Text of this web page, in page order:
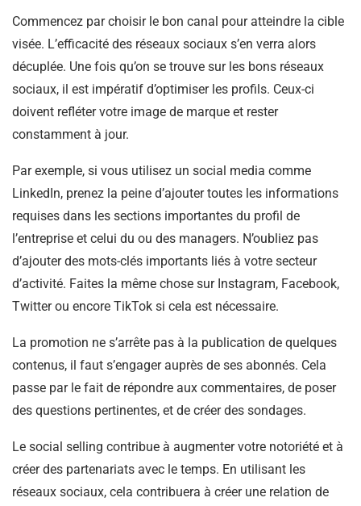
Commencez par choisir le bon canal pour atteindre la cible
visée. L’efficacité des réseaux sociaux s’en verra alors
décuplée. Une fois qu’on se trouve sur les bons réseaux
sociaux, il est impératif d’optimiser les profils. Ceux-ci
doivent refléter votre image de marque et rester
constamment à jour.
Par exemple, si vous utilisez un social media comme
LinkedIn, prenez la peine d’ajouter toutes les informations
requises dans les sections importantes du profil de
l’entreprise et celui du ou des managers. N’oubliez pas
d’ajouter des mots-clés importants liés à votre secteur
d’activité. Faites la même chose sur Instagram, Facebook,
Twitter ou encore TikTok si cela est nécessaire.
La promotion ne s’arrête pas à la publication de quelques
contenus, il faut s’engager auprès de ses abonnés. Cela
passe par le fait de répondre aux commentaires, de poser
des questions pertinentes, et de créer des sondages.
Le social selling contribue à augmenter votre notoriété et à
créer des partenariats avec le temps. En utilisant les
réseaux sociaux, cela contribuera à créer une relation de